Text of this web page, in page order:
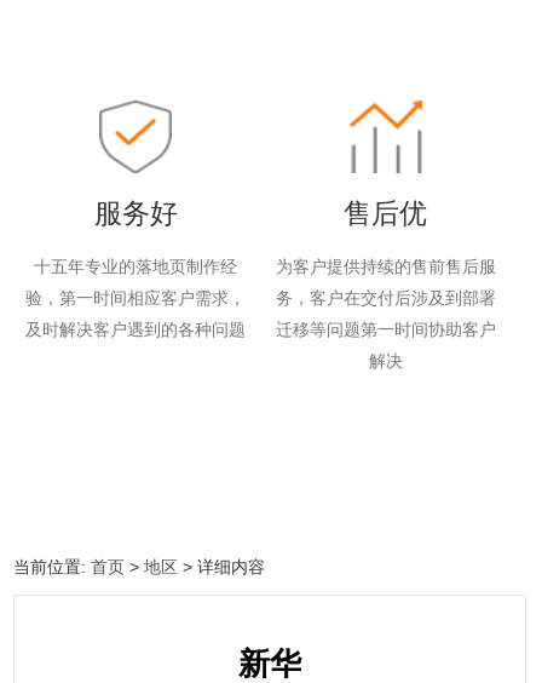
服务好
十五年专业的落地页制作经
验，第一时间相应客户需求，
及时解决客户遇到的各种问题
售后优
为客户提供持续的售前售后服
务，客户在交付后涉及到部署
迁移等问题第一时间协助客户
解决
当前位置:首页 >地区 > 详细内容
新华